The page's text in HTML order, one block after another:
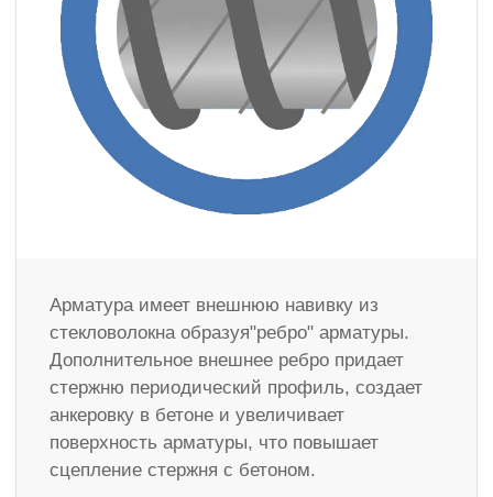
Арматура имеет внешнюю навивку из
стекловолокна образуя"ребро" арматуры.
Дополнительное внешнее ребро придает
стержню периодический профиль, создает
анкеровку в бетоне и увеличивает
поверхность арматуры, что повышает
сцепление стержня с бетоном.